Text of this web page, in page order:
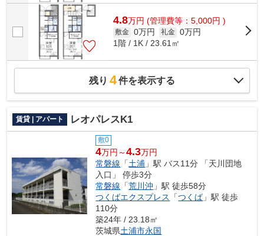
4.8万円 (管理費等：5,000円 )
敷金 0万円 礼金 0万円
1階 / 1K / 23.61㎡
残り 4件を表示する
賃貸 | アパート レオパレスK1
敷0
4万円～4.3万円
常磐線 「土浦 」駅 バス11分 「天川団地
入口」 停歩3分
常磐線 「荒川沖 」駅 徒歩58分
つくばエクスプレス
「つくば」駅 徒歩
110分
築24年 / 23.18㎡
茨城県土浦市永国